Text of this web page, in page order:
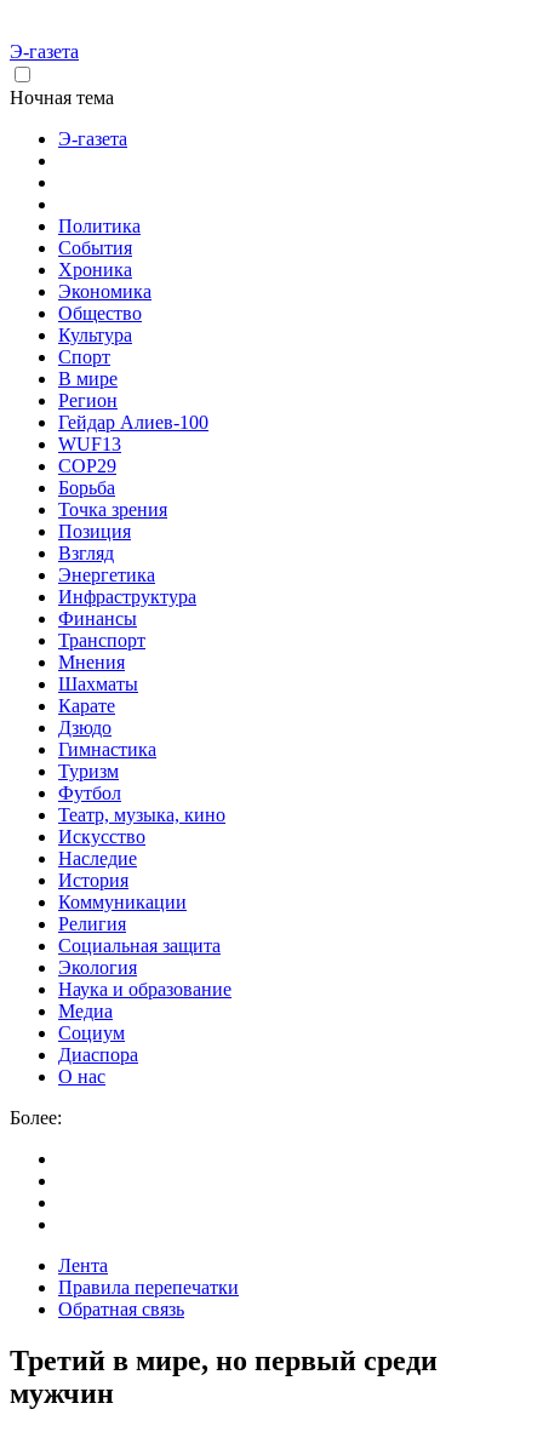
Э-газета
Ночная тема
Э-газета
Политика
События
Хроника
Экономика
Общество
Культура
Спорт
В мире
Регион
Гейдар Алиев-100
WUF13
COP29
Борьба
Точка зрения
Позиция
Взгляд
Энергетика
Инфраструктура
Финансы
Транспорт
Мнения
Шахматы
Карате
Дзюдо
Гимнастика
Туризм
Футбол
Театр, музыка, кино
Искусство
Наследие
История
Коммуникации
Религия
Социальная защита
Экология
Наука и образование
Медиа
Социум
Диаспора
О нас
Более:
Лента
Правила перепечатки
Обратная связь
Третий в мире, но первый среди
мужчин